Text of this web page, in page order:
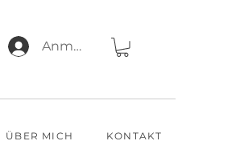
Anmelden
ÜBER MICH KONTAKT